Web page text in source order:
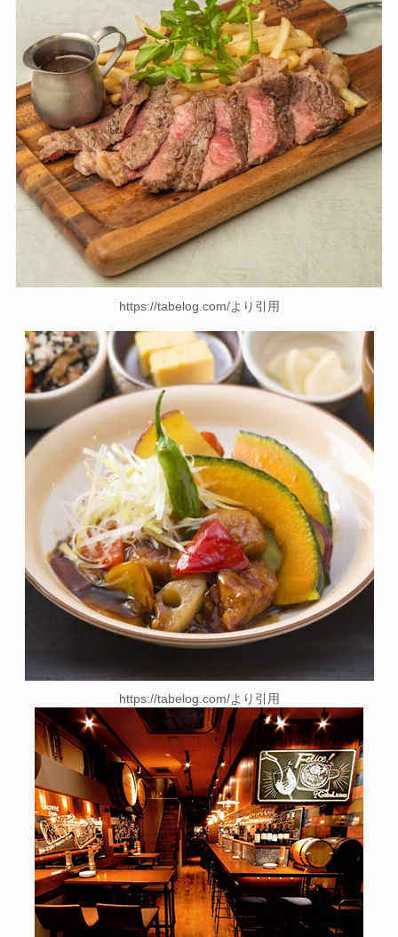
https://tabelog.com/より引用
https://tabelog.com/より引用